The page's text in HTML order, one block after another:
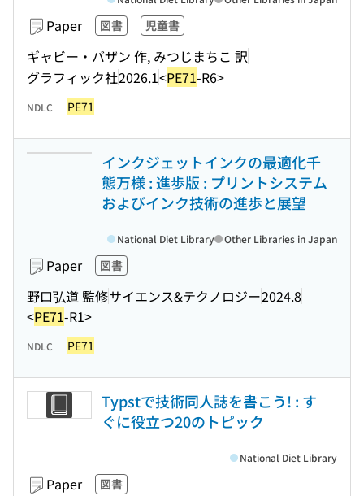
Paper 図書 児童書
ギャビー・バザン 作, みつじまちこ 訳
グラフィック社2026.1<PE71-R6>
NDLC PE71
インクジェットインクの最適化千
態万様 : 進歩版 : プリントシステム
およびインク技術の進歩と展望
Paper 図書
野口弘道 監修サイエンス&テクノロジー2024.8
<PE71-R1>
National Diet Library Other Libraries in Japan
NDLC PE71
Typstで技術同人誌を書こう! : す
ぐに役立つ20のトピック
Paper 図書
National Diet Library